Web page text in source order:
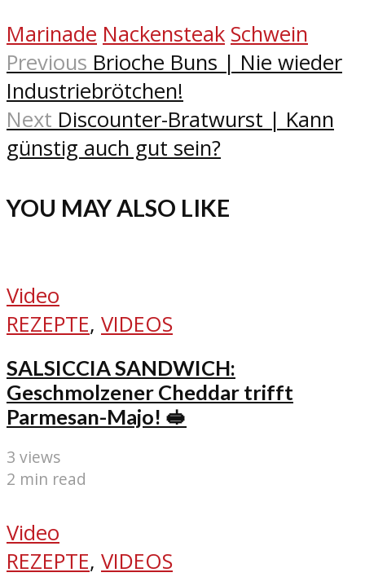
Marinade Nackensteak Schwein
Previous Brioche Buns | Nie wieder
Industriebrötchen!
Next Discounter-Bratwurst | Kann
günstig auch gut sein?
YOU MAY ALSO LIKE
Video
REZEPTE, VIDEOS
SALSICCIA SANDWICH:
Geschmolzener Cheddar trifft
Parmesan-Majo! 🥪
3 views
2 min read
Video
REZEPTE, VIDEOS